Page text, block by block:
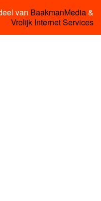
van BaakmanMedia&
Vrolijk Internet Services